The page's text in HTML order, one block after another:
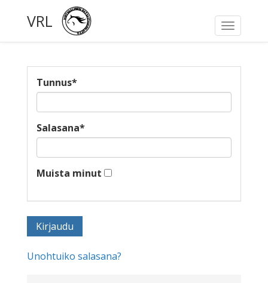
Toggle
VRL
Tunnus*
Salasana*
Muista minut
Unohtuiko salasana?